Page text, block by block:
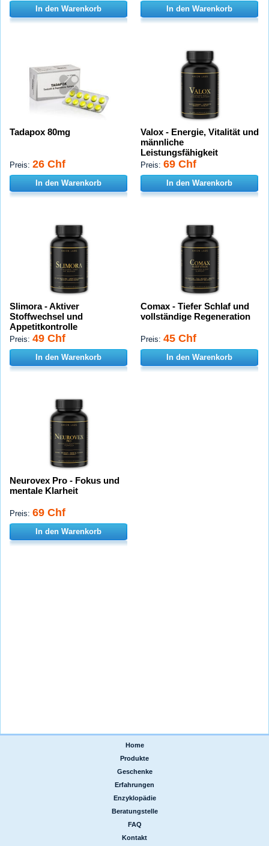
In den Warenkorb In den Warenkorb
Tadapox 80mg
Preis: 26 Chf
In den Warenkorb
Valox - Energie, Vitalität und
männliche
Leistungsfähigkeit
Preis: 69 Chf
In den Warenkorb
Slimora - Aktiver
Stoffwechsel und
Appetitkontrolle
Preis: 49 Chf
In den Warenkorb
Comax - Tiefer Schlaf und
vollständige Regeneration
Preis: 45 Chf
In den Warenkorb
Neurovex Pro - Fokus und
mentale Klarheit
Preis: 69 Chf
In den Warenkorb
Home
Produkte
Geschenke
Erfahrungen
Enzyklopädie
Beratungstelle
FAQ
Kontakt